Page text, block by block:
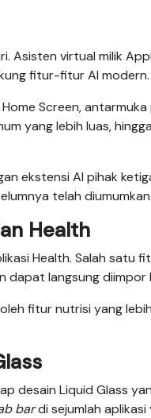
Asisten virtual milik
fitur-fitur AI modern.
Screen,
yang lebih luas,
ekstensi AI pihak
telah diumumkan.
Health
Health. Salah satu
dapat langsung diimpor
fitur nutrisi yang
desain Liquid Glass
bardi sejumlah aplikasi